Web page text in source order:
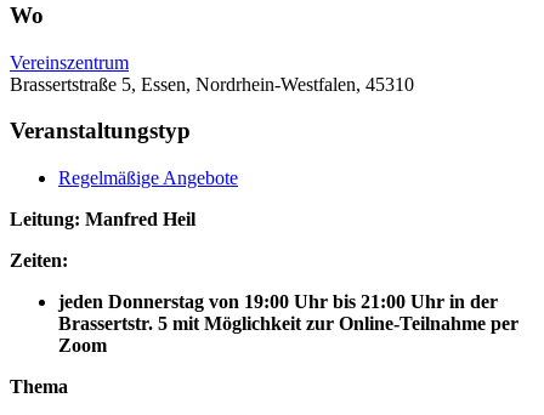
Wo
Vereinszentrum
Brassertstraße 5, Essen, Nordrhein-Westfalen, 45310
Veranstaltungstyp
Regelmäßige Angebote
Leitung: Manfred Heil
Zeiten:
jeden Donnerstag von 19:00 Uhr bis 21:00 Uhr in der
Brassertstr. 5 mit Möglichkeit zur Online-Teilnahme per
Zoom
Thema